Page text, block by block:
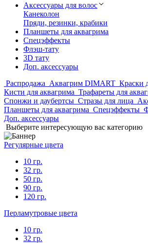
Аксессуары для волос
Канеколон
Пряди, резинки, крабики
Планшеты для аквагрима
Спецэффекты
Флэш-тату
3D тату
Доп. аксессуары
Распродажа Аквагрим DIMART Краски
Кисти для аквагрима Трафареты для
Спонжи и даубертсы Стразы для лица
Планшеты для аквагрима Спецэффекты
Доп. аксессуары
Выберите интересующую вас категорию
Регулярные цвета
10 гр.
32 гр.
50 гр.
90 гр.
120 гр.
Перламутровые цвета
10 гр.
32 гр.